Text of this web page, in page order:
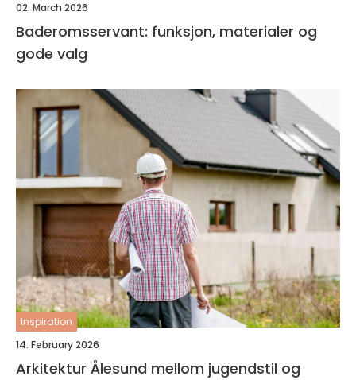
02. March 2026
Baderomsservant: funksjon, materialer og
gode valg
inspiration
14. February 2026
Arkitektur Ålesund mellom jugendstil og